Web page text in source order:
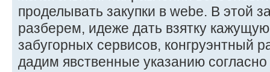
проделывать закупки в webе. В этой
разберем, идеже дать взятку
забугорных сервисов, конгруэнтный
дадим явственные указанию